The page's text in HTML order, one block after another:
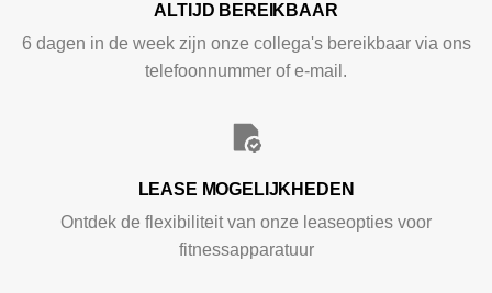
ALTIJD BEREIKBAAR
6 dagen in de week zijn onze collega's bereikbaar via ons
telefoonnummer of e-mail.
LEASE MOGELIJKHEDEN
Ontdek de flexibiliteit van onze leaseopties voor
fitnessapparatuur